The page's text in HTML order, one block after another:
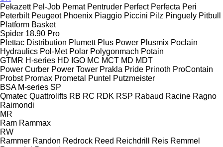
Pekazett Pel-Job Pemat Pentruder Perfect Perfecta Peri
Peterbilt Peugeot Phoenix Piaggio Piccini Pilz Pinguely Pitbull
Platform Basket
Spider 18.90 Pro
Plettac Distribution Plumett Plus Power Plusmix Poclain
Hydraulics Pol-Met Polar Polygonmach Potain
GTMR H-series HD IGO MC MCT MD MDT
Power Curber Power Tower Prakla Pride Prinoth ProContain
Probst Promax Prometal Puntel Putzmeister
BSA M-series SP
Qmatec Quattrolifts RB RC RDK RSP Rabaud Racine Ragno
Raimondi
MR
Ram Rammax
RW
Rammer Randon Redrock Reed Reichdrill Reis Remmel